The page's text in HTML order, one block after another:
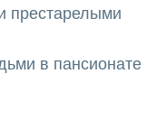
престарелыми
в пансионате